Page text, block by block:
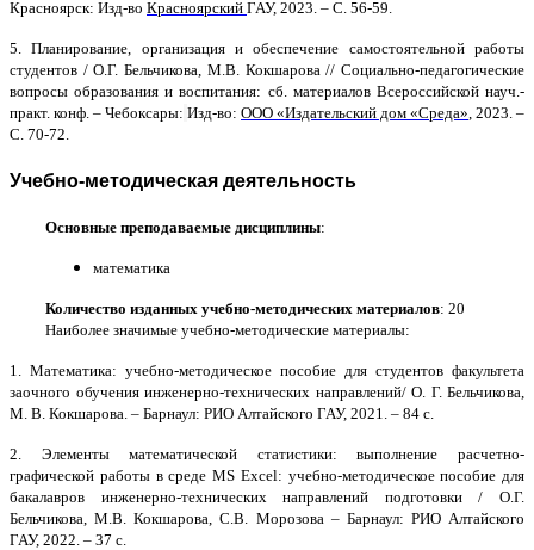
Красноярск: Изд-во Красноярский ГАУ, 2023. – С. 56-59.
5.Планирование, организация и обеспечение самостоятельной работы
студентов / О.Г. Бельчикова, М.В. Кокшарова // Социально-педагогические
вопросы образования и воспитания: сб. материалов Всероссийской науч.-
практ. конф. – Чебоксары: Изд-во: ООО «Издательский дом «Среда», 2023. –
С. 70-72.
Учебно-методическая деятельность
Основные преподаваемые дисциплины:
математика
Количество изданных учебно-методических материалов: 20
Наиболее значимые учебно-методические материалы:
1. Математика: учебно-методическое пособие для студентов факультета
заочного обучения инженерно-технических направлений/О. Г. Бельчикова,
М. В. Кокшарова. – Барнаул: РИО Алтайского ГАУ, 2021. – 84 с.
2. Элементы математической статистики: выполнение расчетно-
графической работы в среде MS Excel: учебно-методическое пособие для
бакалавров инженерно-технических направлений подготовки / О.Г.
Бельчикова, М.В. Кокшарова, С.В. Морозова – Барнаул: РИО Алтайского
ГАУ, 2022. – 37 с.